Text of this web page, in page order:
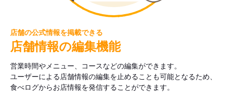
店舗の公式情報を掲載できる
店舗情報の編集機能
営業時間やメニュー、コースなどの編集ができます。
ユーザーによる店舗情報の編集を止めることも可能となるため、
食べログからお店情報を発信することができます。